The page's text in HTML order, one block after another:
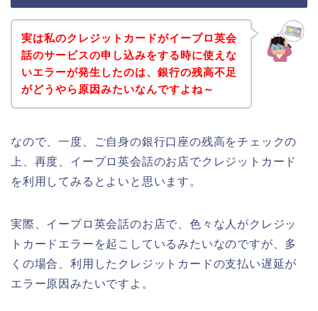
実は私のクレジットカードがイープロ英会
話のサービスの申し込みをする時に使えな
いエラーが発生したのは、銀行の残高不足
がどうやら原因みたいなんですよね～
なので、一度、ご自身の銀行口座の残高をチェックの
上、再度、イープロ英会話のお店でクレジットカード
を利用してみるとよいと思います。
実際、イープロ英会話のお店で、色々な人がクレジッ
トカードエラーを起こしているみたいなのですが、多
くの場合、利用したクレジットカードの支払い遅延が
エラー原因みたいですよ。